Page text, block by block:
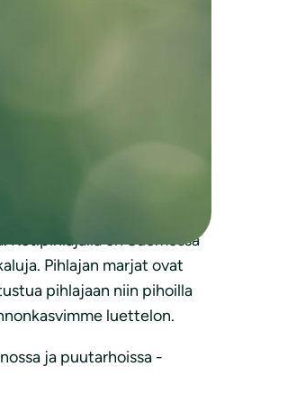
vaikkapa harakankello?
Myös
Omalla pihalla
Kotipihlajalla on Suomessa
Pihlajan marjat ovat
pihlajaan niin pihoilla
luettelon.
ja puutarhoissa -